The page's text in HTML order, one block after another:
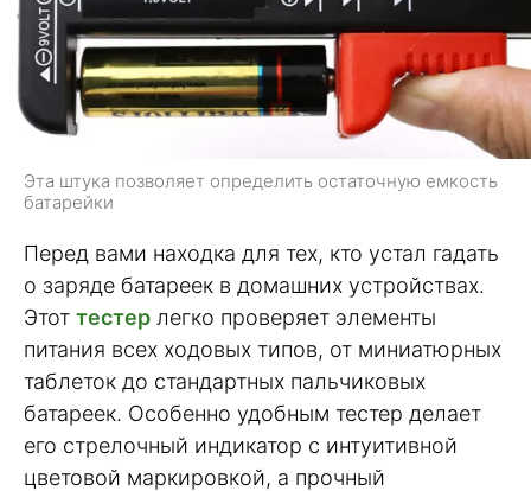
Эта штука позволяет определить остаточную емкость
батарейки
Перед вами находка для тех, кто устал гадать
о заряде батареек в домашних устройствах.
Этот тестер легко проверяет элементы
питания всех ходовых типов, от миниатюрных
таблеток до стандартных пальчиковых
батареек. Особенно удобным тестер делает
его стрелочный индикатор с интуитивной
цветовой маркировкой, а прочный